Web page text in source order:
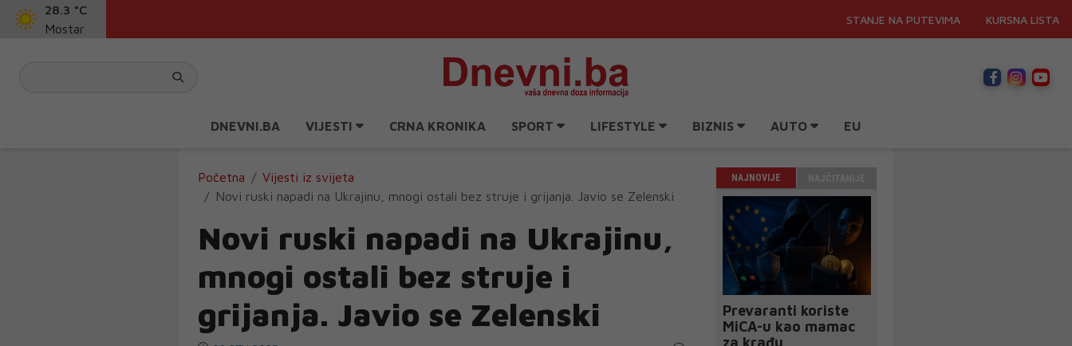
28.3 °C
Mostar
STANJE NA PUTEVIMA KURSNA LISTA
DNEVNI.BA VIJESTI CRNA KRONIKA SPORT LIFESTYLE BIZNIS AUTO EU
Početna
Vijesti iz svijeta
Novi ruski napadi na Ukrajinu, mnogi ostali bez struje i grijanja. Javio se Zelenski
Novi ruski napadi na Ukrajinu,
mnogi ostali bez struje i
grijanja. Javio se Zelenski
NAJNOVIJE
Prevaranti koriste
MiCA-u kao mamac
za krađu